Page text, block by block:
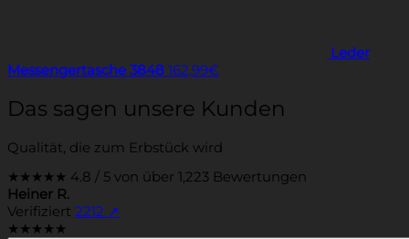
Leder
Messengertasche 3848 162,99€
Das sagen unsere Kunden
Qualität, die zum Erbstück wird
★★★★★ 4.8 / 5 von über 1,223 Bewertungen
Heiner R.
Verifiziert 2212 ↗
★★★★★